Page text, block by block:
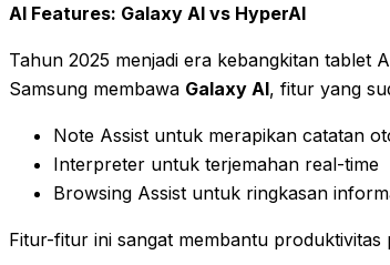
AI Features: Galaxy AI vs HyperAI
Tahun 2025 menjadi era kebangkitan tablet
Samsung membawa Galaxy AI, fitur yang
Note Assist untuk merapikan catatan
Interpreter untuk terjemahan real-time
Browsing Assist untuk ringkasan
Fitur-fitur ini sangat membantu